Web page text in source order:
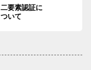
二要素認証に
ついて